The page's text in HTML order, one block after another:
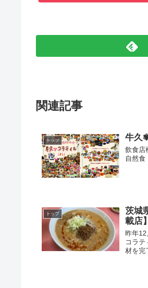
関連記事
トップ 牛久
飲食店
自然食
トップ
茨城
載店】
昨年
コラテ
材を完